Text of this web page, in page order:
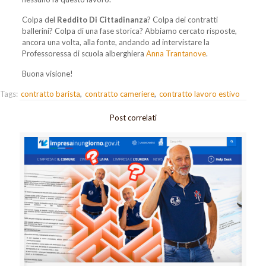
Colpa del Reddito Di Cittadinanza? Colpa dei contratti
ballerini? Colpa di una fase storica? Abbiamo cercato risposte,
ancora una volta, alla fonte, andando ad intervistare la
Professoressa di scuola alberghiera Anna Trantanove.
Buona visione!
Tags: contratto barista contratto cameriere contratto lavoro estivo
Post correlati